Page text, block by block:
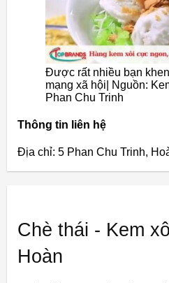
Được rất nhiều bạn
mạng xã hội| Nguồn:
Phan Chu Trinh
Thông tin liên hệ
Địa chỉ: 5 Phan Chu Trinh,
Chè thái - Kem
Hoàn